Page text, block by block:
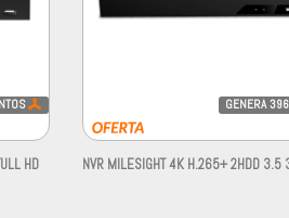
HD
GENERA396
NVR MILESIGHT 4K H.265+ 2HDD 3.5